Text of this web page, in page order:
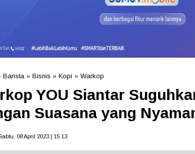
Barista » Bisnis » Kopi » Warkop
YOU Siantar
Suasana yang
08 April 2023 | 15.13